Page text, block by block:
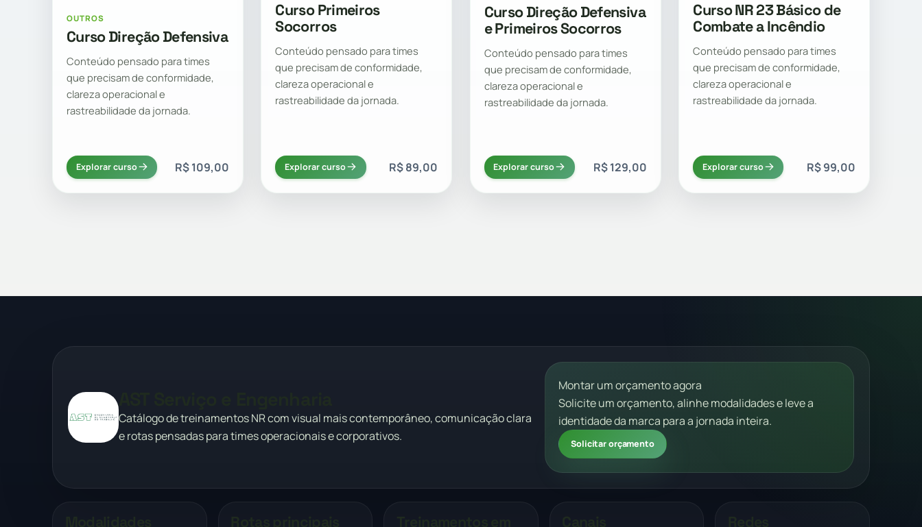
OUTROS
Curso Direção Defensiva
Conteúdo pensado para times
que precisam de conformidade,
clareza operacional e
rastreabilidade da jornada.
Explorar curso R$ 109,00
Curso Primeiros
Socorros
Conteúdo pensado para times
que precisam de conformidade,
clareza operacional e
rastreabilidade da jornada.
Explorar curso R$ 89,00
Curso Direção Defensiva
e Primeiros Socorros
Conteúdo pensado para times
que precisam de conformidade,
clareza operacional e
rastreabilidade da jornada.
Explorar curso R$ 129,00
Curso NR 23 Básico de
Combate a Incêndio
Conteúdo pensado para times
que precisam de conformidade,
clareza operacional e
rastreabilidade da jornada.
Explorar curso R$ 99,00
AST Serviço e Engenharia
Catálogo de treinamentos NR com visual mais contemporâneo, comunicação clara
e rotas pensadas para times operacionais e corporativos.
Montar um orçamento agora
Solicite um orçamento, alinhe modalidades e leve a
identidade da marca para a jornada inteira.
Solicitar orçamento